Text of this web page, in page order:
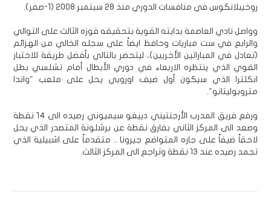
روخيبلانكوس في منافسات الدوري منذ 28 سبتمبر 2008 (1-صفر).
وواصل نادي العاصمة بدايته القوية بتحقيقه فوزه الثالث على التوالي
والرابع في ست مباريات وحافظ ايضاً على سجله الخالي من الهزائم
(تعادل في المباراتين الأخريين)، ليتحضر بالتالي بأفضل طريقة للاختبار
القوي الذي ينتظره الاربعاء في دوري الأبطال أمام تشلسي بطل
انكلترا الذي سيكون أول ضيف اوروبي يحل على ملعب "واندا
متروبوليتانو".
ورفع فريق المدرب الأرجنتيني دييغو سيميوني رصيده الى 14 نقطة
وصعد الى المركز الثاني بفارق نقطة عن برشلونة المتصدر الذي يحل
لاحقاً ضيفاً على جاره المتواضع جيرونا .. متقدماً على اشبيلية الذي
تجمد رصيده عند 13 نقطة وتراجع الى المركز الثالث.